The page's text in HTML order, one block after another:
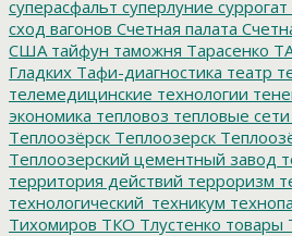
суперасфальт суперлуние суррогат
сход вагонов Счетная палата
США тайфун таможня Тарасенко
Гладких Тафи-диагностика театр
телемедицинские технологии
экономика тепловоз тепловые сети
Теплоозёрск Теплоозерск
Теплоозерский цементный завод
территория действий терроризм
технологический_техникум
Тихомиров ТКО Тлустенко товары